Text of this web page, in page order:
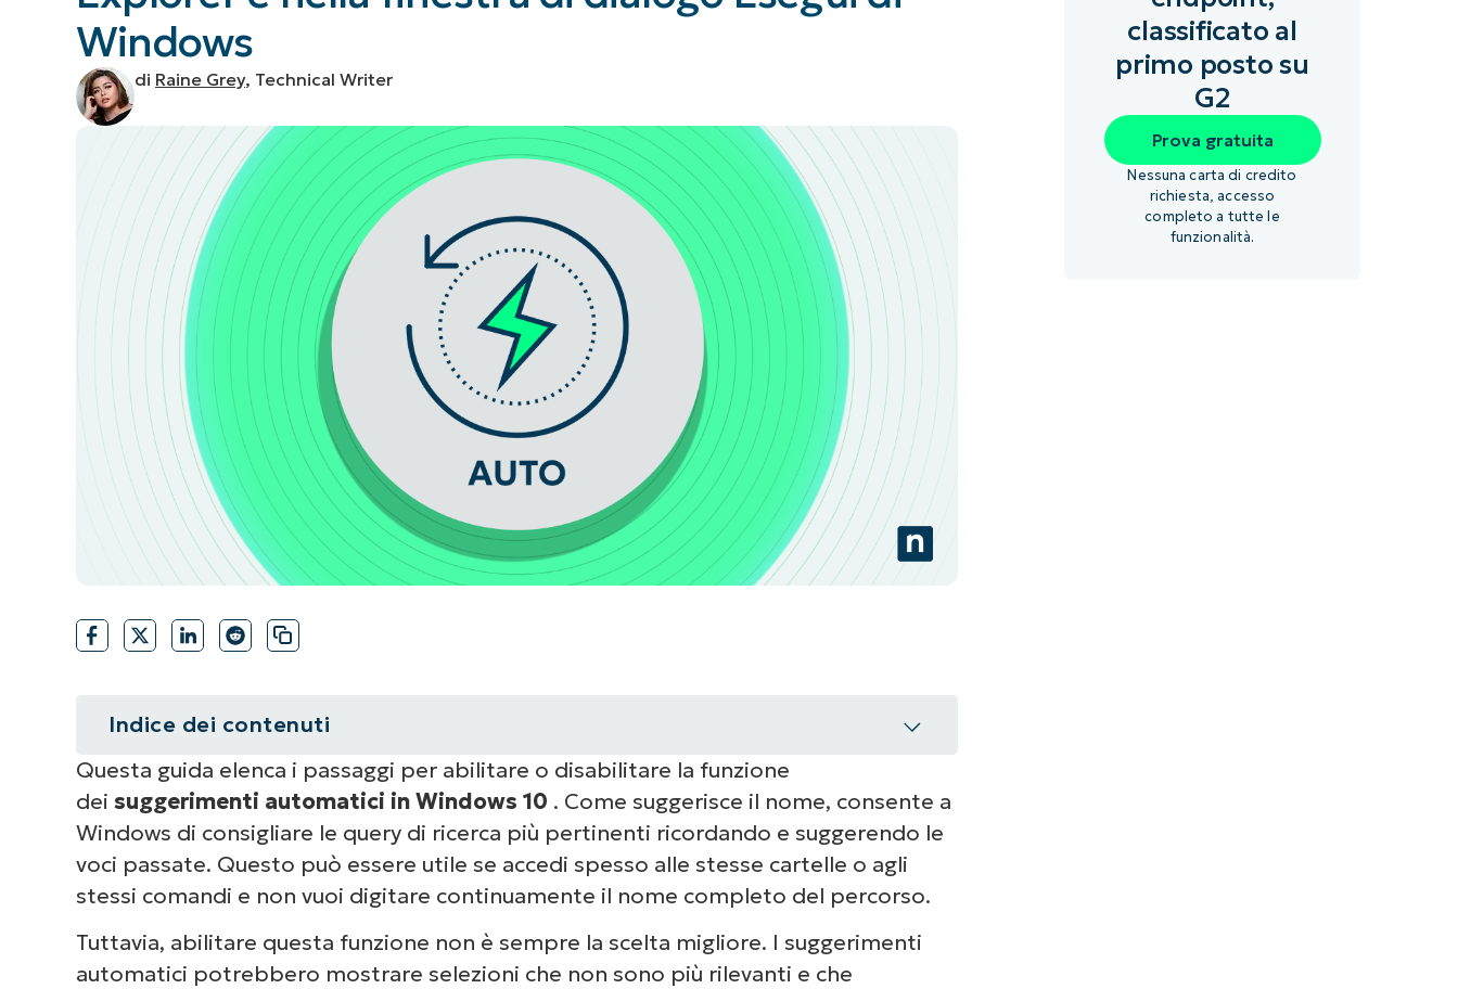
CONTATTO COMMERCIALE
PIATTAFORMA
CONTATTO COMMERCIALE
CONTATTO COMMERCIALE
CONTATTO COMMERCIALE
Windows
di Raine Grey, Technical Writer
Indice dei contenuti
Riepilogo
Come abilitare o disabilitare i suggerimenti automatici in Windows 10
Metodi alternativi per gestire il suggerimento automatico di Windows
Risoluzione dei problemi più comuni
Questa guida elenca i passaggi per abilitare o disabilitare la funzione
dei suggerimenti automatici in Windows 10 . Come suggerisce il nome, consente a
Windows di consigliare le query di ricerca più pertinenti ricordando e suggerendo le
voci passate. Questo può essere utile se accedi spesso alle stesse cartelle o agli
stessi comandi e non vuoi digitare continuamente il nome completo del percorso.
Tuttavia, abilitare questa funzione non è sempre la scelta migliore. I suggerimenti
automatici potrebbero mostrare selezioni che non sono più rilevanti e che
classificato al
primo posto su
G2
Prova gratuita
Nessuna carta di credito
richiesta, accesso
completo a tutte le
funzionalità.